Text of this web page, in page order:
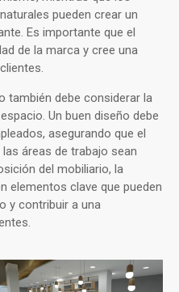
pueden crear un
Es importante que el
de la marca y cree una
también debe considerar la
Un buen diseño debe
asegurando que el
áreas de trabajo sean
del mobiliario, la
elementos clave que pueden
y contribuir a una